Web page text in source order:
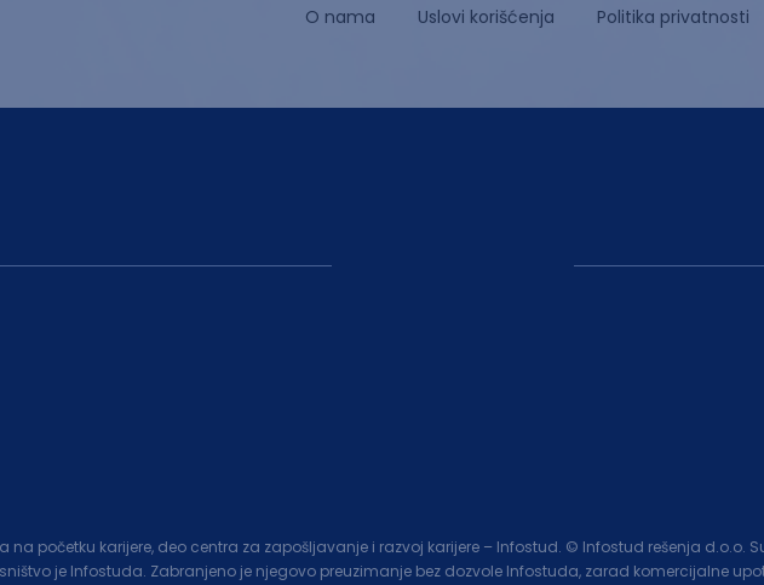
O nama Uslovi korišćenja Politika privatnosti
početku karijere, deo centra za zapošljavanje i razvoj karijere – Infostud. © Infostud rešenja d.o.o.
je Infostuda. Zabranjeno je njegovo preuzimanje bez dozvole Infostuda, zarad komercijalne